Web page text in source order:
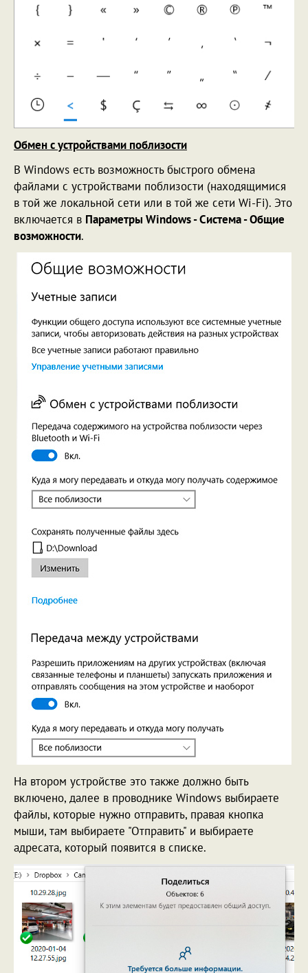
Обмен с устройствами поблизости
В Windows есть возможность быстрого обмена
файлами с устройствами поблизости (находящимися
в той же локальной сети или в той же сети Wi-Fi). Это
включается в Параметры Windows - Система - Общие
возможности.
На втором устройстве это также должно быть
включено, далее в проводнике Windows выбираете
файлы, которые нужно отправить, правая кнопка
мыши, там выбираете "Отправить" и выбираете
адресата, который появится в списке.